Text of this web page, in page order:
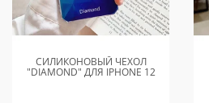
СИЛИКОНОВЫЙ ЧЕХОЛ
"DIAMOND" ДЛЯ IPHONE 12